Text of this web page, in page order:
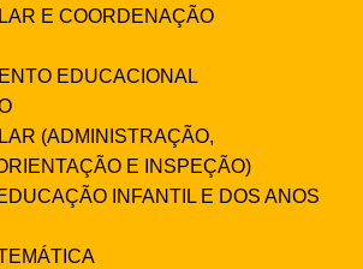
E COORDENAÇÃO
EDUCACIONAL
(ADMINISTRAÇÃO,
E INSPEÇÃO)
INFANTIL E DOS ANOS